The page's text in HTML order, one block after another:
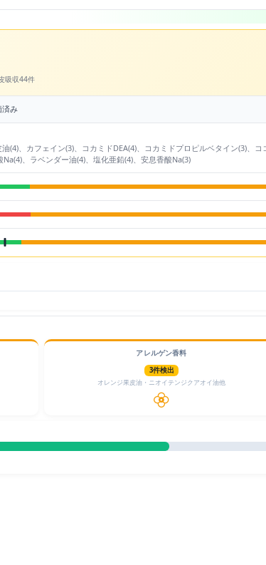
吸収44件
済み
(4)、カフェイン(3)、コカミドDEA(4)、コカミドプロピルベタイン(3)
、ラベンダー油(4)、塩化亜鉛(4)、安息香酸Na(3)
アレルゲン香料
3件検出
オレンジ果皮油・ニオイテンジクアオイ油他